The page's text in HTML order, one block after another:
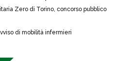
Zero di Torino, concorso pubblico
di mobilità infermieri